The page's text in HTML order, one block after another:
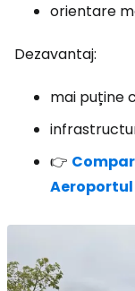
orientare
Dezavantaj:
mai puține
👉